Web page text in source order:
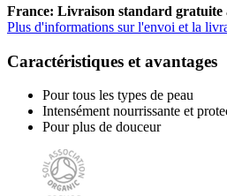
France: Livraison standard gratuite
Plus d'informations sur l'envoi et la
Caractéristiques et avantages
Pour tous les types de peau
Intensément nourrissante et
Pour plus de douceur